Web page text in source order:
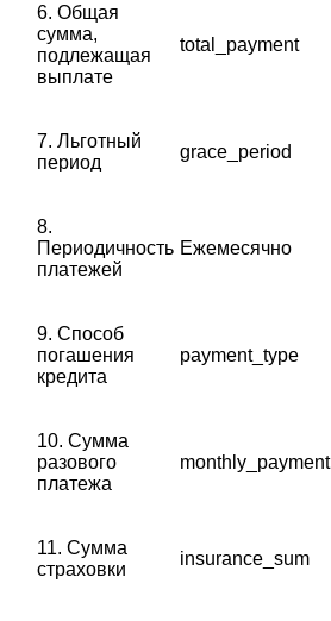
6. Общая
сумма,
подлежащая
выплате
total_payment
7. Льготный
период
grace_period
8.
Периодичность
платежей
Ежемесячно
9. Способ
погашения
кредита
payment_type
10. Сумма
разового
платежа
monthly_payment
11. Сумма
страховки
insurance_sum